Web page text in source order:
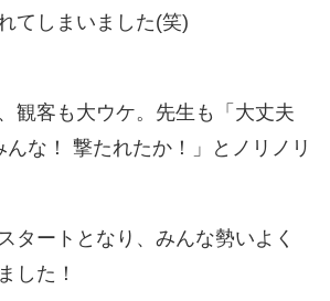
てしまいました(笑)
観客も大ウケ。先生も「大丈夫
んな！ 撃たれたか！」とノリノリ
タートとなり、みんな勢いよく
した！